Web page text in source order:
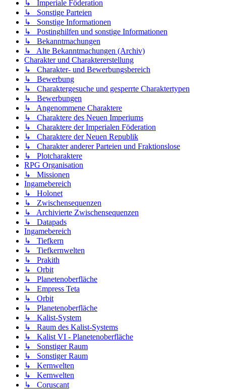
↳ Imperiale Föderation
↳ Sonstige Parteien
↳ Sonstige Informationen
↳ Postinghilfen und sonstige Informationen
↳ Bekanntmachungen
↳ Alte Bekanntmachungen (Archiv)
Charakter und Charaktererstellung
↳ Charakter- und Bewerbungsbereich
↳ Bewerbung
↳ Charaktergesuche und gesperrte Charaktertypen
↳ Bewerbungen
↳ Angenommene Charaktere
↳ Charaktere des Neuen Imperiums
↳ Charaktere der Imperialen Föderation
↳ Charaktere der Neuen Republik
↳ Charakter anderer Parteien und Fraktionslose
↳ Plotcharaktere
RPG Organisation
↳ Missionen
Ingamebereich
↳ Holonet
↳ Zwischensequenzen
↳ Archivierte Zwischensequenzen
↳ Datapads
Ingamebereich
↳ Tiefkern
↳ Tiefkernwelten
↳ Prakith
↳ Orbit
↳ Planetenoberfläche
↳ Empress Teta
↳ Orbit
↳ Planetenoberfläche
↳ Kalist-System
↳ Raum des Kalist-Systems
↳ Kalist VI - Planetenoberfläche
↳ Sonstiger Raum
↳ Sonstiger Raum
↳ Kernwelten
↳ Kernwelten
↳ Coruscant